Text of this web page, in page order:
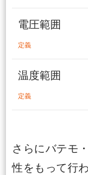
電圧範囲
定義
温度範囲
定義
さらにバテモ
性をもって行